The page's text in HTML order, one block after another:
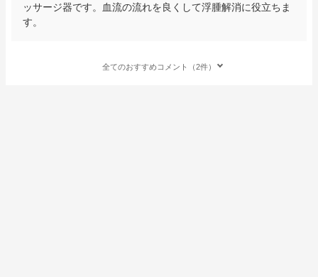
ッサージ器です。血流の流れを良くして浮腫解消に役立ちま
す。
全てのおすすめコメント（2件）